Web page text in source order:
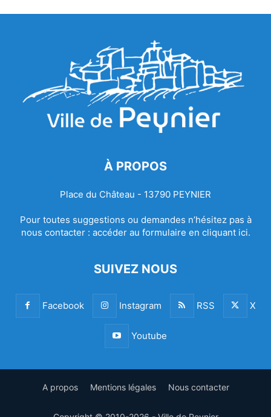
À PROPOS
Place du Château - 13790 PEYNIER
Pour toutes suggestions ou demandes n’hésitez pas à
nous contacter : accéder au formulaire en cliquant ici.
SUIVEZ NOUS
Facebook Instagram RSS X
Youtube
A propos Mentions légales Nous contacter